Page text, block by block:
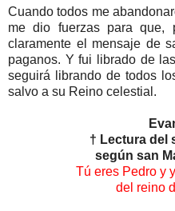
Cuando todos me
me dio fuerzas para que,
claramente el mensaje de
paganos. Y fui librado de
seguirá librando de todos
salvo a su Reino celestial.
† Lectura del
según san
Tú eres Pedro y
del reino